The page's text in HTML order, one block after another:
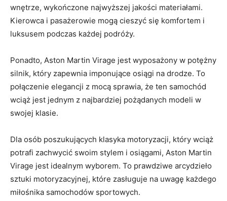
wnętrze, wykończone⁤ najwyższej⁢ jakości⁢ materiałami.
⁤Kierowca i ⁢pasażerowie mogą cieszyć się komfortem‍ i⁢
luksusem podczas każdej podróży.
Ponadto, ⁢Aston Martin Virage jest wyposażony w potężny
silnik, ⁢który ⁣zapewnia imponujące osiągi‍ na ⁢drodze. To
połączenie⁣ elegancji z‌ mocą⁣ sprawia, że ten⁢ samochód
‌wciąż jest jednym ⁢z najbardziej pożądanych modeli w⁢
swojej klasie.
Dla ‍osób ​poszukujących klasyka ⁣motoryzacji, ‍który wciąż
potrafi zachwycić swoim ‌stylem​ i osiągami, Aston Martin
Virage jest idealnym wyborem. To prawdziwe arcydzieło‌
sztuki motoryzacyjnej, które zasługuje ⁢na uwagę⁣ każdego
​miłośnika samochodów ⁢sportowych.